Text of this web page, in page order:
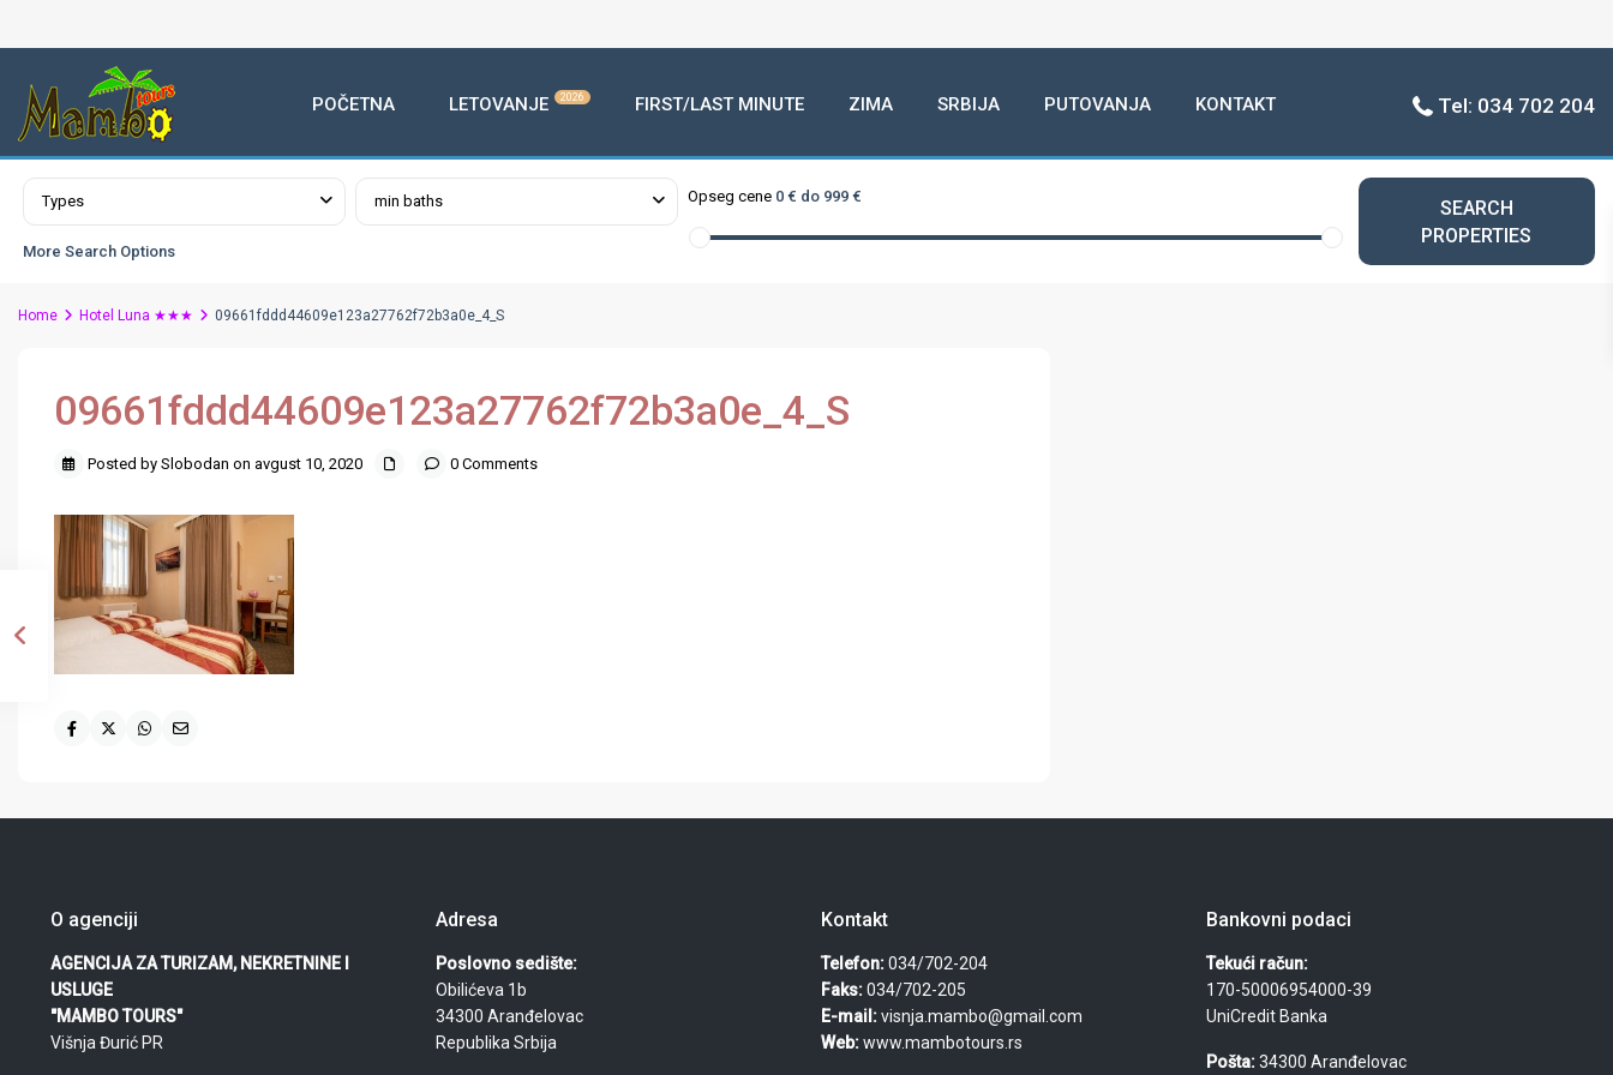
POČETNA LETOVANJE 2026 FIRST/LAST MINUTE ZIMA SRBIJA PUTOVANJA KONTAKT Tel: 034 702 204
Advanced Search
Types min baths Opseg cene 0 € do 999 €
More Search Options
SEARCH
PROPERTIES
Home Hotel Luna ★★★ 09661fddd44609e123a27762f72b3a0e_4_S
09661fddd44609e123a27762f72b3a0e_4_S
Posted by Slobodan on avgust 10, 2020 0 Comments
O agenciji
AGENCIJA ZA TURIZAM, NEKRETNINE I
USLUGE
"MAMBO TOURS"
Višnja Đurić PR
Adresa
Poslovno sedište:
Obilićeva 1b
34300 Aranđelovac
Republika Srbija
Kontakt
Telefon:034/702-204
Faks:034/702-205
E-mail:visnja.mambo@gmail.com
Web:www.mambotours.rs
Bankovni podaci
Tekući račun:
170-50006954000-39
UniCredit Banka
Pošta:34300 Aranđelovac